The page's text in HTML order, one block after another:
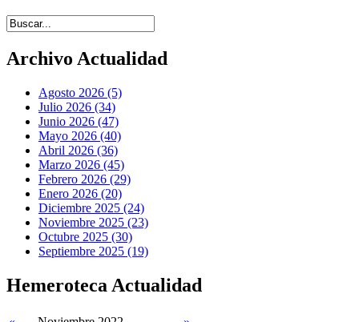
Introduce términos de búsqueda
Archivo Actualidad
Agosto 2026 (5)
Julio 2026 (34)
Junio 2026 (47)
Mayo 2026 (40)
Abril 2026 (36)
Marzo 2026 (45)
Febrero 2026 (29)
Enero 2026 (20)
Diciembre 2025 (24)
Noviembre 2025 (23)
Octubre 2025 (30)
Septiembre 2025 (19)
Hemeroteca Actualidad